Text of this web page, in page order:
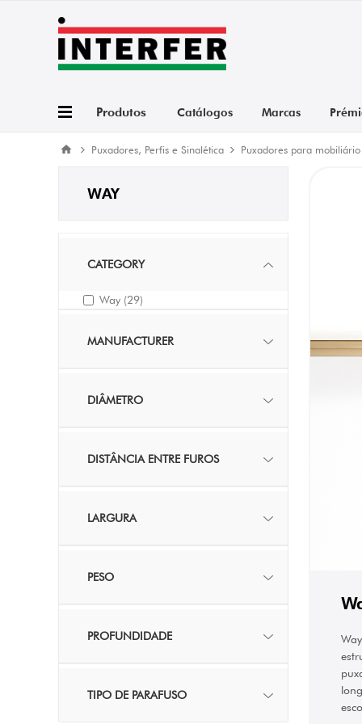
Produtos Catálogos Marcas
Puxadores, Perfis e Sinalética Puxadores para mobiliário
WAY
CATEGORY
Way (29)
MANUFACTURER
DIÂMETRO
DISTÂNCIA ENTRE FUROS
LARGURA
PESO
PROFUNDIDADE
TIPO DE PARAFUSO